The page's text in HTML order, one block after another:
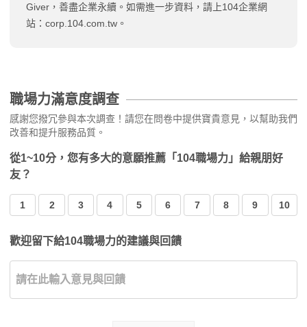
Giver，善盡企業永續。如需進一步資料，請上104企業網
站：corp.104.com.tw。
職場力滿意度調查
感謝您撥冗參與本次調查！請您在問卷中提供寶貴意見，以幫助我們
改善和提升服務品質。
從1~10分，您有多大的意願推薦「104職場力」給親朋好
友？
1 2 3 4 5 6 7 8 9 10
歡迎留下給104職場力的建議與回饋